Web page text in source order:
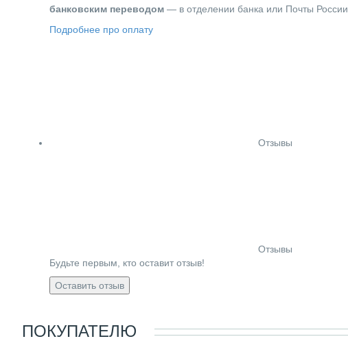
банковским переводом — в отделении банка или Почты России.
Подробнее про оплату
Отзывы
Отзывы
Будьте первым, кто оставит отзыв!
Оставить отзыв
ПОКУПАТЕЛЮ